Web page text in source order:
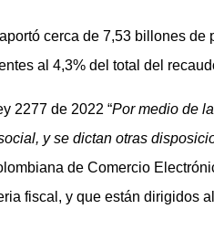
cerca de 7,53 billones
al 4,3% del total del
2277 de 2022 “Por medio de
y se dictan otras
de Comercio
fiscal, y que están dirigidos